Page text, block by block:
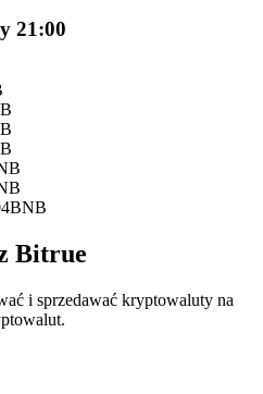
handlowe itp.
21:00
BNB
Bitrue
i sprzedawać kryptowaluty na